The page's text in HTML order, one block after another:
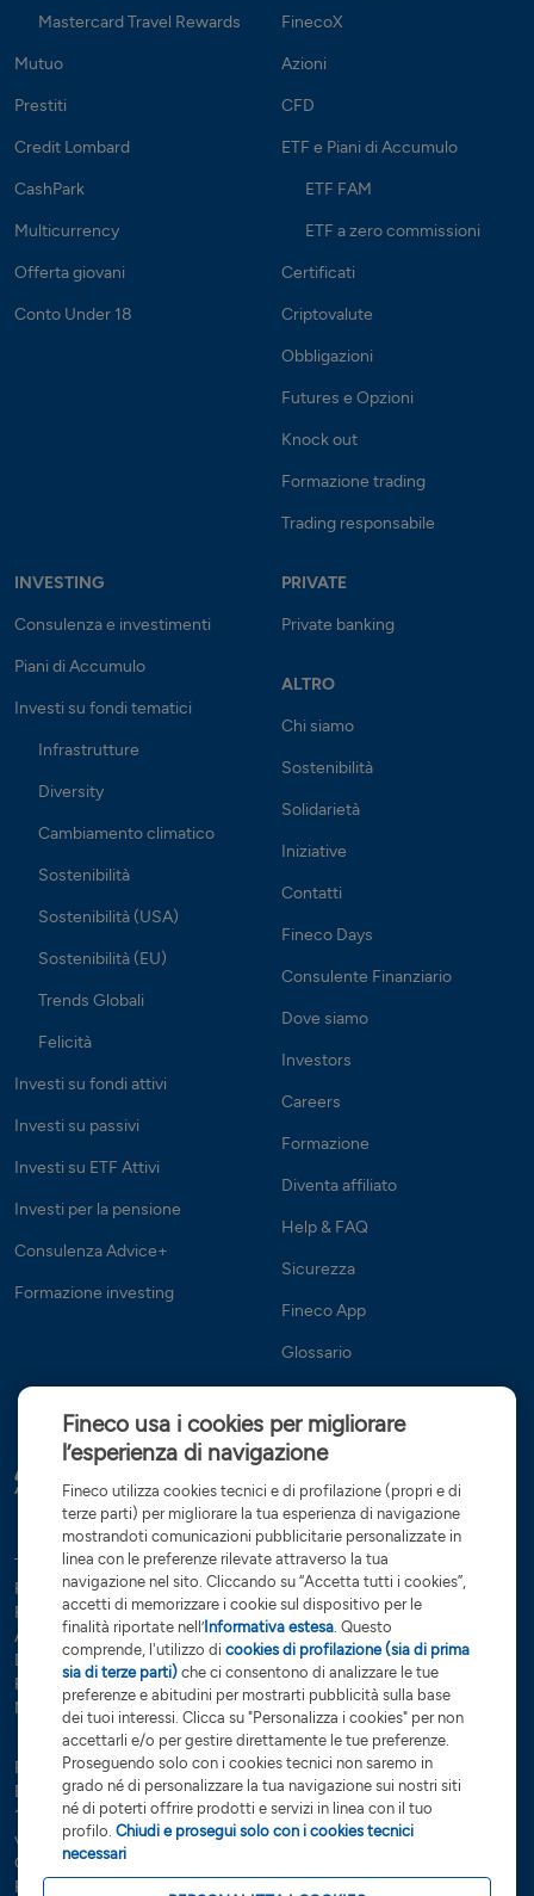
Mastercard Travel Rewards
Mutuo
Prestiti
Credit Lombard
CashPark
Multicurrency
Offerta giovani
Conto Under 18
FinecoX
Azioni
CFD
ETF e Piani di Accumulo
ETF FAM
ETF a zero commissioni
Certificati
Criptovalute
Obbligazioni
Futures e Opzioni
Knock out
Formazione trading
Trading responsabile
INVESTING
Consulenza e investimenti
Piani di Accumulo
Investi su fondi tematici
Infrastrutture
Diversity
Cambiamento climatico
Sostenibilità
Sostenibilità (USA)
Sostenibilità (EU)
Trends Globali
Felicità
Investi su fondi attivi
Investi su passivi
Investi su ETF Attivi
Investi per la pensione
Consulenza Advice+
Formazione investing
PRIVATE
Private banking
ALTRO
Chi siamo
Sostenibilità
Solidarietà
Iniziative
Contatti
Fineco Days
Consulente Finanziario
Dove siamo
Investors
Careers
Formazione
Diventa affiliato
Help & FAQ
Sicurezza
Fineco App
Glossario
Tutte le condizioni Trasparenza Reclami e ricorsi
Rapporti dormienti
Dati Societari
Servizi di investimento
Preferenze cookies
Governance
Arbitro controversie finanziarie
Open Banking
Dichiarazione di accessibilità
Whistleblowing
Risoluzione bancaria
Sostenibilità (SFDR)
Glossario
Note Legali
FinecoBank S.p.A. - Sede legale 20131 Milano - P.zza Durante, 11 -
Direzione Generale 42123 Reggio Emilia Via Rivoluzione d’Ottobre,
16 - Capitale Sociale €201.923.898,99interamente sottoscritto e
versato - Banca iscritta all’Albo delle Banche e Capogruppo del
Gruppo Bancario FinecoBank – Albo dei Gruppi Bancari cod. 3015 -
P.Iva 12962340159 - Codice Fiscale e n. iscr. R.I. Milano-Monza-
Fineco usa i cookies per migliorare
l’esperienza di navigazione
Fineco utilizza cookies tecnici e di profilazione (propri e di
terze parti) per migliorare la tua esperienza di navigazione
mostrandoti comunicazioni pubblicitarie personalizzate in
linea con le preferenze rilevate attraverso la tua
navigazione nel sito. Cliccando su “Accetta tutti i cookies”,
accetti di memorizzare i cookie sul dispositivo per le
finalità riportate nell’Informativa estesa. Questo
comprende, l'utilizzo di cookies di profilazione (sia di prima
sia di terze parti)che ci consentono di analizzare le tue
preferenze e abitudini per mostrarti pubblicità sulla base
dei tuoi interessi. Clicca su "Personalizza i cookies" per non
accettarli e/o per gestire direttamente le tue preferenze.
Proseguendo solo con i cookies tecnici non saremo in
grado né di personalizzare la tua navigazione sui nostri siti
né di poterti offrire prodotti e servizi in linea con il tuo
profilo. Chiudi e prosegui solo con i cookies tecnici
necessari